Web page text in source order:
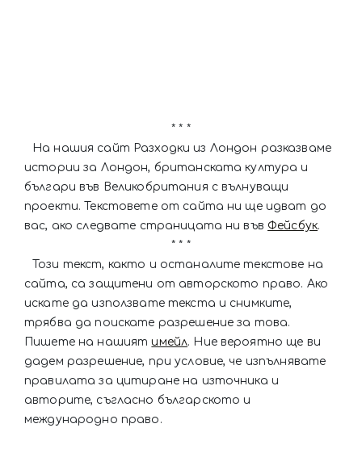
* * *
На нашия сайт Разходки из Лондон разказваме
истории за Лондон, британската култура и
българи във Великобритания с вълнуващи
проекти. Текстовете от сайта ни ще идват до
вас, ако следвате страницата ни във Фейсбук.
* * *
Този текст, както и останалите текстове на
сайта, са защитени от авторското право. Ако
искате да използвате текста и снимките,
трябва да поискате разрешение за това.
Пишете на нашиятимейл. Ние вероятно ще ви
дадем разрешение, при условие, че изпълнявате
правилата за цитиране на източника и
авторите, съгласно българското и
международно право.